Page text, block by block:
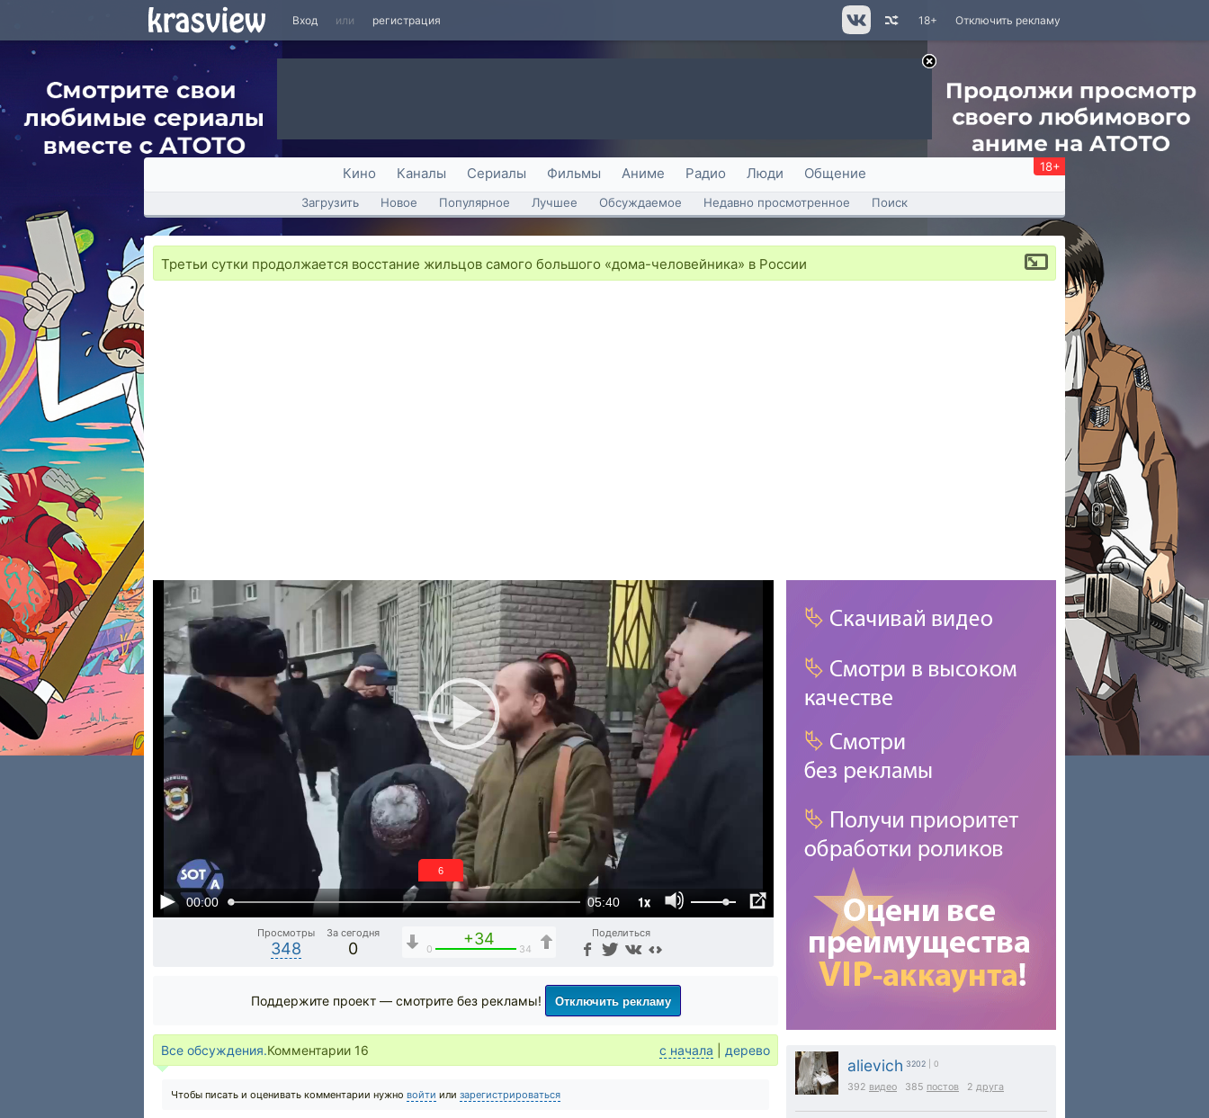
Вход или регистрация Отключить рекламу
18+
Кино Каналы Сериалы Фильмы Аниме Радио Люди Общение 18+
Загрузить Новое Популярное Лучшее Обсуждаемое Недавно просмотренное Поиск
Третьи сутки продолжается восстание жильцов самого большого «дома-человейника» в России
00:00 05:40 1x
5
Просмотры
348
За сегодня
0
+34
0 34
Поделиться
alievich 3202 | 0
392 видео 385 постов 2 друга
Поддержите проект — смотрите без рекламы! Отключить рекламу
Все обсуждения.Комментарии 16 с начала дерево
Чтобы писать и оценивать комментарии нужно войти или зарегистрироваться